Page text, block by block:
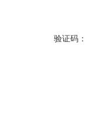
验证码：